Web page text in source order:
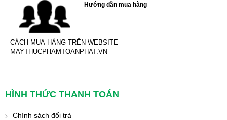
Hướng dẫn mua hàng
CÁCH MUA HÀNG TRÊN WEBSITE
MAYTHUCPHAMTOANPHAT.VN
HÌNH THỨC THANH TOÁN
Chính sách đổi trả